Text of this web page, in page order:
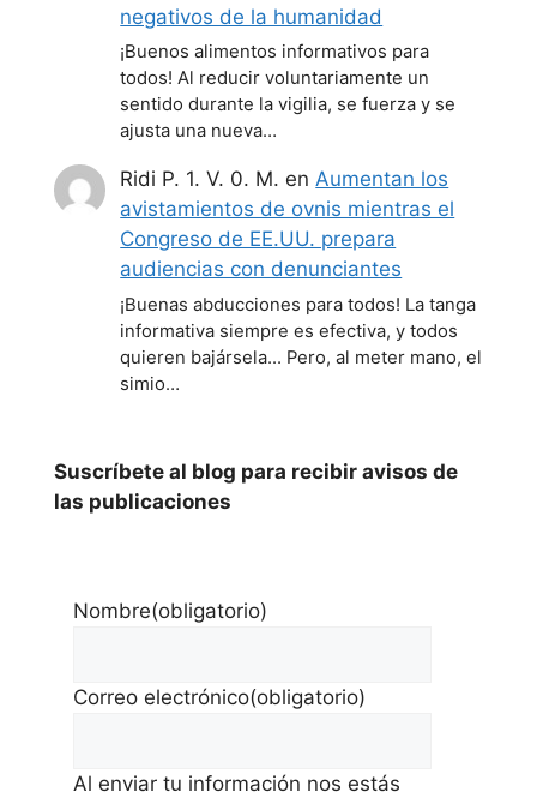
negativos de la humanidad
¡Buenos alimentos informativos para
todos! Al reducir voluntariamente un
sentido durante la vigilia, se fuerza y se
ajusta una nueva…
Ridi P. 1. V. 0. M. enAumentan los
avistamientos de ovnis mientras el
Congreso de EE.UU. prepara
audiencias con denunciantes
¡Buenas abducciones para todos! La tanga
informativa siempre es efectiva, y todos
quieren bajársela... Pero, al meter mano, el
simio…
Suscríbete al blog para recibir avisos de
las publicaciones
Nombre(obligatorio)
Correo electrónico(obligatorio)
Al enviar tu información nos estás